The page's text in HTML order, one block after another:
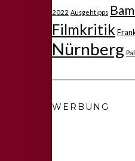
2022 Ausgehtipps
Filmkritik
Nürnberg
WERBUNG